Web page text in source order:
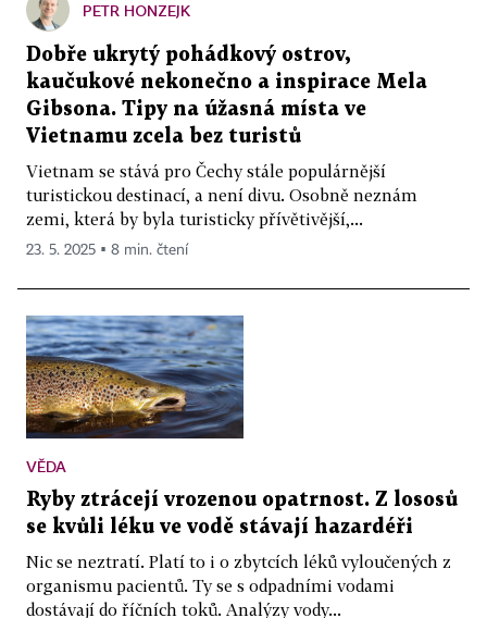
PETR HONZEJK
Dobře ukrytý pohádkový ostrov,
kaučukové nekonečno a inspirace Mela
Gibsona. Tipy na úžasná místa ve
Vietnamu zcela bez turistů
Vietnam se stává pro Čechy stále populárnější
turistickou destinací, a není divu. Osobně neznám
zemi, která by byla turisticky přívětivější,...
23. 5. 2025 ▪ 8 min. čtení
VĚDA
Ryby ztrácejí vrozenou opatrnost. Z lososů
se kvůli léku ve vodě stávají hazardéři
Nic se neztratí. Platí to i o zbytcích léků vyloučených z
organismu pacientů. Ty se s odpadními vodami
dostávají do říčních toků. Analýzy vody...